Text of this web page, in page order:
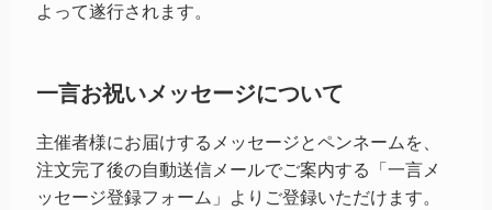
よって遂行されます。
一言お祝いメッセージについて
主催者様にお届けするメッセージとペンネームを、
注文完了後の自動送信メールでご案内する「一言メ
ッセージ登録フォーム」よりご登録いただけます。